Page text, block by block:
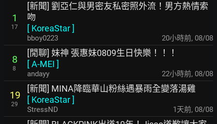
1
17
[新聞] 劉亞仁與男密友私密照外流！男方熱情索
吻
[ KoreaStar]
bboy0223 20小時前, 08/08
8
8
[閒聊] 妹神 張惠妹0809生日快樂！！！
[A-MEI ]
andayy 22小時前, 08/08
19
29
[新聞] MINA降臨華山粉絲遇暴雨全變落湯雞
[ KoreaStar]
StressND 1天前, 08/08